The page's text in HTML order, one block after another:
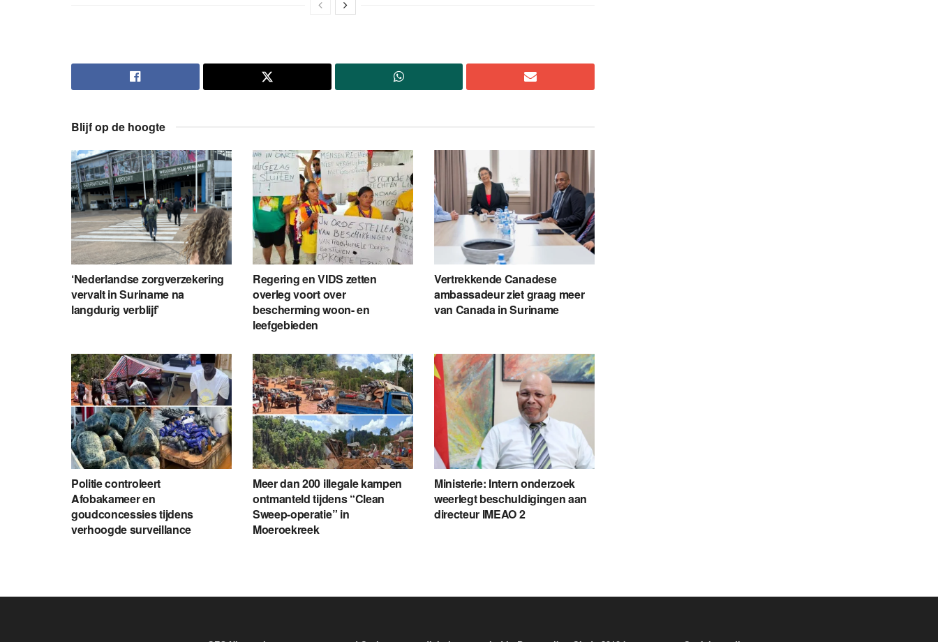
Blijf op de hoogte
‘Nederlandse zorgverzekering
vervalt in Suriname na
langdurig verblijf’
Regering en VIDS zetten
overleg voort over
bescherming woon- en
leefgebieden
Vertrekkende Canadese
ambassadeur ziet graag meer
van Canada in Suriname
Politie controleert
Afobakameer en
goudconcessies tijdens
verhoogde surveillance
Meer dan 200 illegale kampen
ontmanteld tijdens “Clean
Sweep-operatie” in
Moeroekreek
Ministerie: Intern onderzoek
weerlegt beschuldigingen aan
directeur IMEAO 2